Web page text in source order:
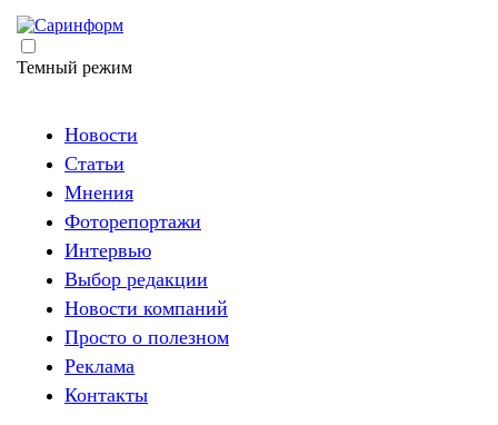
Темный режим
Новости
Статьи
Мнения
Фоторепортажи
Интервью
Выбор редакции
Новости компаний
Просто о полезном
Реклама
Контакты